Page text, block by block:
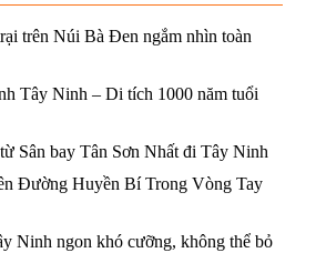
trên Núi Bà Đen ngắm nhìn toàn
Tây Ninh – Di tích 1000 năm tuổi
Sân bay Tân Sơn Nhất đi Tây Ninh
Đường Huyền Bí Trong Vòng Tay
Ninh ngon khó cưỡng, không thể bỏ